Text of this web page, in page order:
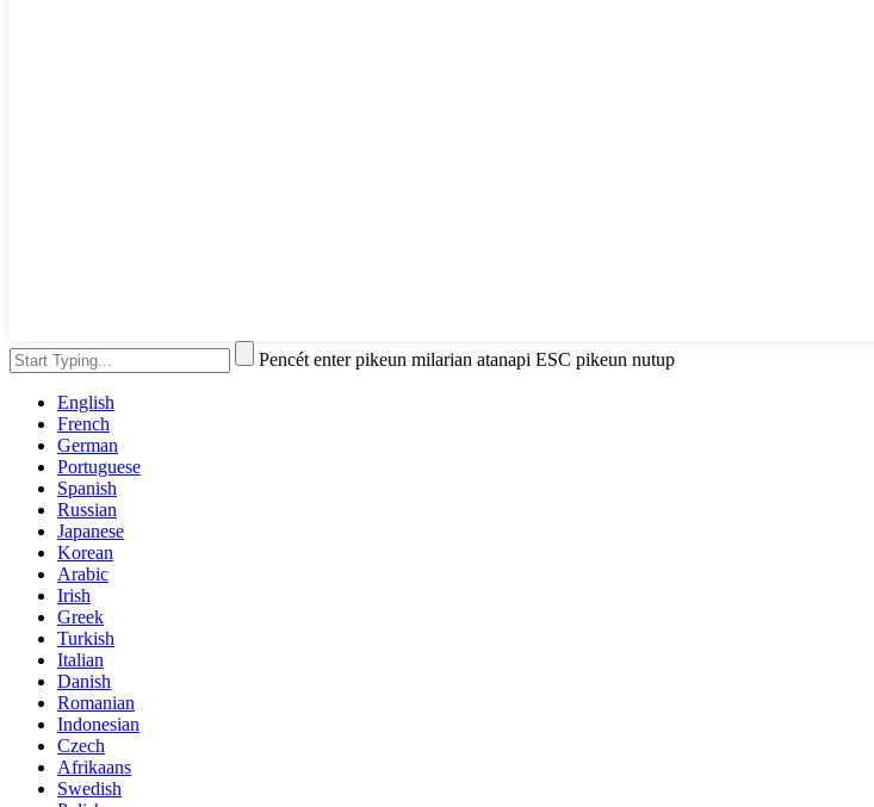
Pencét enter pikeun milarian atanapi ESC pikeun nutup
English
French
German
Portuguese
Spanish
Russian
Japanese
Korean
Arabic
Irish
Greek
Turkish
Italian
Danish
Romanian
Indonesian
Czech
Afrikaans
Swedish